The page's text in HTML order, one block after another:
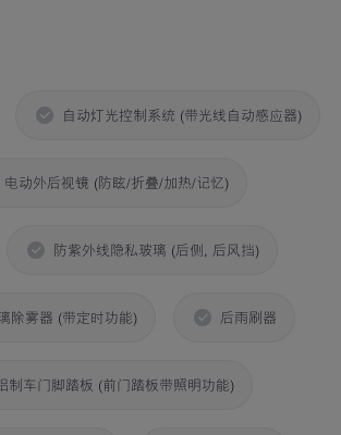
自动灯光控制系统 (带光线自动感应器)
电动外后视镜 (防眩/折叠/加热/记忆)
防紫外线隐私玻璃 (后侧, 后风挡)
除雾器 (带定时功能) 后雨刷器
制车门脚踏板 (前门踏板带照明功能)